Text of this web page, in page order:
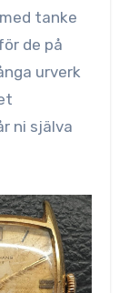
tanke
de på
urverk
ni själva